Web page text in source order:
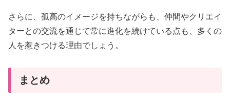
さらに、孤高のイメージを持ちながらも、仲間やクリエイ
ターとの交流を通じて常に進化を続けている点も、多くの
人を惹きつける理由でしょう。
まとめ